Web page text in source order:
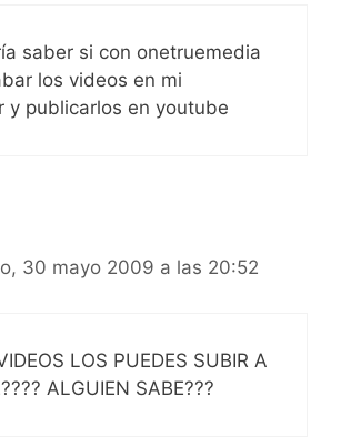
saber si con onetruemedia
los videos en mi
y publicarlos en youtube
30 mayo 2009 a las 20:52
LOS PUEDES SUBIR A
ALGUIEN SABE???